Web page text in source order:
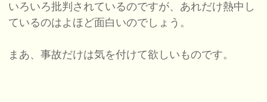
いろいろ批判されているのですが、あれだけ熱中し
ているのはよほど面白いのでしょう。
まあ、事故だけは気を付けて欲しいものです。